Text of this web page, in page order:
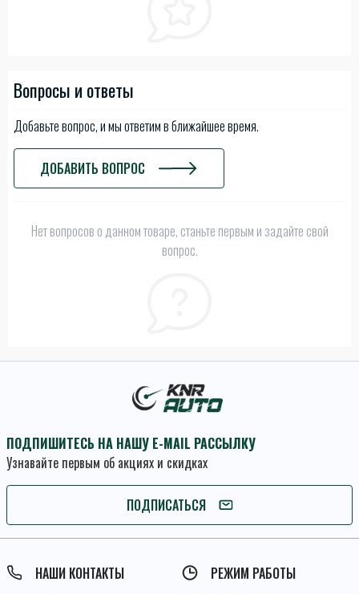
Вопросы и ответы
Добавьте вопрос, и мы ответим в ближайшее время.
ДОБАВИТЬ ВОПРОС
Нет вопросов о данном товаре, станьте первым и задайте свой
вопрос.
ПОДПИШИТЕСЬ НА НАШУ E-MAIL РАССЫЛКУ
Узнавайте первым об акциях и скидках
ПОДПИСАТЬСЯ
ПОДПИСАТЬСЯ
Условия соглашения
НАШИ КОНТАКТЫ РЕЖИМ РАБОТЫ